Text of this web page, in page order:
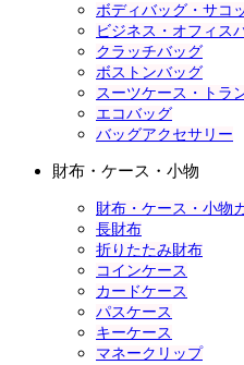
ボディバッグ・サコ
ビジネス・オフィス
クラッチバッグ
ボストンバッグ
スーツケース・トラ
エコバッグ
バッグアクセサリー
財布・ケース・小物
財布・ケース・小物
長財布
折りたたみ財布
コインケース
カードケース
パスケース
キーケース
マネークリップ